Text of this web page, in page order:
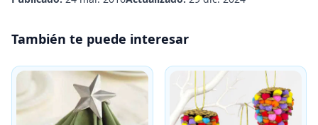
También te puede interesar